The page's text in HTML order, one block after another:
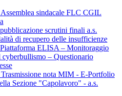
sindacale FLC CGIL
scrutini finali a.s.
di recupero delle insufficienze
ELISA – Monitoraggio
– Questionario
nota MIM - E-Portfolio
Sezione "Capolavoro" - a.s.